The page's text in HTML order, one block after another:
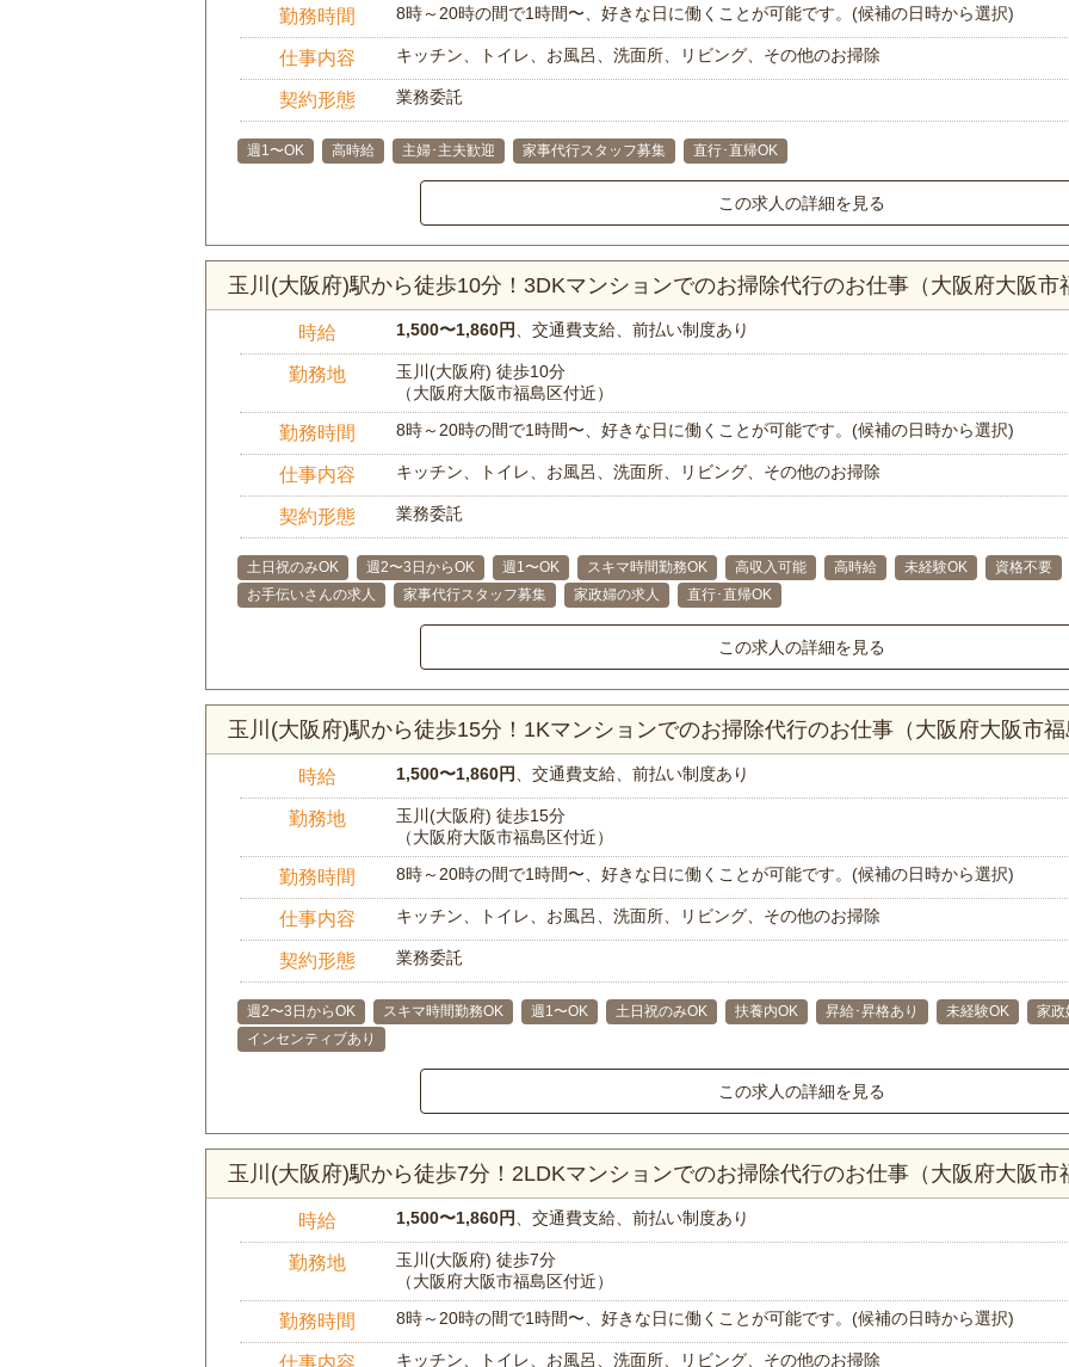
勤務時間 8時～20時の間で1時間〜、好きな日に働くことが可能です。(候補の日時から選択)
仕事内容 キッチン、トイレ、お風呂、洗面所、リビング、その他のお掃除
契約形態 業務委託
週1〜OK 高時給 主婦･主夫歓迎 家事代行スタッフ募集 直行･直帰OK
この求人の詳細を見る
玉川(大阪府)駅から徒歩10分！3DKマンションでのお掃除代行のお仕事（大阪府大阪市
時給 1,500〜1,860円 、交通費支給、前払い制度あり
勤務地
玉川(大阪府) 徒歩10分
（大阪府大阪市福島区付近）
勤務時間 8時～20時の間で1時間〜、好きな日に働くことが可能です。(候補の日時から選択)
仕事内容 キッチン、トイレ、お風呂、洗面所、リビング、その他のお掃除
契約形態 業務委託
土日祝のみOK 週2〜3日からOK 週1〜OK スキマ時間勤務OK 高収入可能 高時給 未経験OK 資格不要
お手伝いさんの求人
家事代行スタッフ募集 家政婦の求人 直行･直帰OK
この求人の詳細を見る
玉川(大阪府)駅から徒歩15分！1Kマンションでのお掃除代行のお仕事（大阪府大阪市福
時給 1,500〜1,860円 、交通費支給、前払い制度あり
勤務地
玉川(大阪府) 徒歩15分
（大阪府大阪市福島区付近）
勤務時間 8時～20時の間で1時間〜、好きな日に働くことが可能です。(候補の日時から選択)
仕事内容 キッチン、トイレ、お風呂、洗面所、リビング、その他のお掃除
契約形態 業務委託
週2〜3日からOK スキマ時間勤務OK 週1〜OK 土日祝のみOK 扶養内OK 昇給･昇格あり 未経験OK 家政
インセンティブあり
この求人の詳細を見る
玉川(大阪府)駅から徒歩7分！2LDKマンションでのお掃除代行のお仕事（大阪府大阪市
時給 1,500〜1,860円 、交通費支給、前払い制度あり
勤務地
玉川(大阪府) 徒歩7分
（大阪府大阪市福島区付近）
勤務時間 8時～20時の間で1時間〜、好きな日に働くことが可能です。(候補の日時から選択)
仕事内容 キッチン、トイレ、お風呂、洗面所、リビング、その他のお掃除